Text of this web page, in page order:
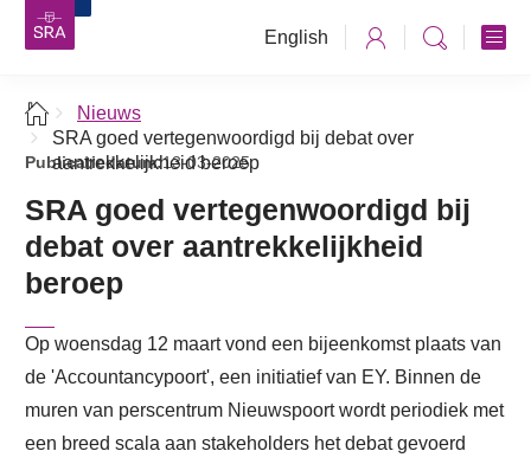
English
Nieuws
SRA goed vertegenwoordigd bij debat over
aantrekkelijkheid beroep
Publicatiedatum:13-03-2025
SRA goed vertegenwoordigd bij
debat over aantrekkelijkheid
beroep
Op woensdag 12 maart vond een bijeenkomst plaats van
de 'Accountancypoort', een initiatief van EY. Binnen de
muren van perscentrum Nieuwspoort wordt periodiek met
een breed scala aan stakeholders het debat gevoerd